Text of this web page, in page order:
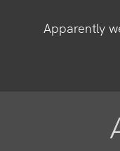
Apparently